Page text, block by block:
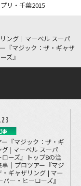
リ・千葉2015
ング｜マーベル スーパ
『マジック：ザ・ギャザ
ズ』
事
ー『マジック：ザ・ギ
グ | マーベル スーパ
ローズ』トップ8の注
事｜プロツアー『マジ
・ギャザリング | マー
パー・ヒーローズ』